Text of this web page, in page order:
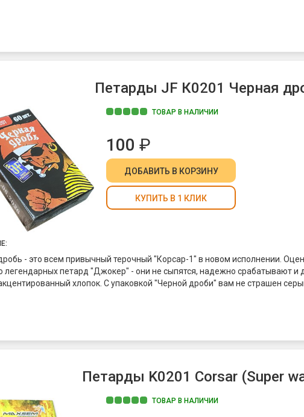
Петарды JF К0201 Черная
ТОВАР В НАЛИЧИИ
100 ₽
ДОБАВИТЬ В КОРЗИНУ
КУПИТЬ В 1 КЛИК
- это всем привычный терочный "Корсар-1" в новом исполнении.
легендарных петард "Джокер" - они не сыпятся, надежно срабатывают и
хлопок. С упаковкой "Черной дроби" вам не страшен
Петарды K0201 Corsar (Super
ТОВАР В НАЛИЧИИ